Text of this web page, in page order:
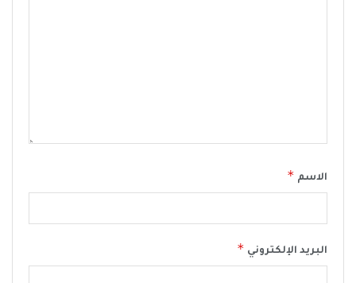
الاسم *
البريد الإلكتروني *